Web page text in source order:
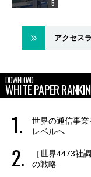
アクセス
DOWNLOAD
WHITE PAPER
世界の通信事
レベルへ
［世界4473社
の戦略